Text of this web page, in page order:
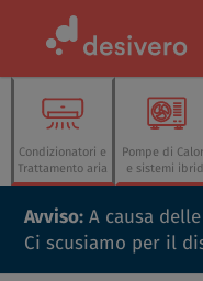
Condizionatori e
Trattamento aria
Pompe di
e sistemi
Avviso: A causa
Ci scusiamo per il